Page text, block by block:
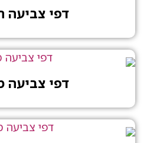
דפי צביעה חתולים
דפי צביעה מנדלות